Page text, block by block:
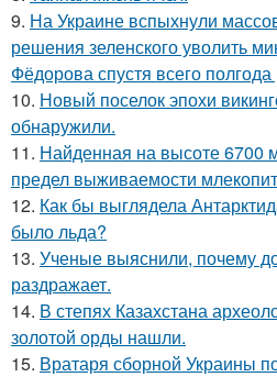
9. На Украине вспыхнули
решения зеленского уволить
Фёдорова спустя всего
10. Новый поселок эпохи
обнаружили.
11. Найденная на высоте 6700
предел выживаемости
12. Как бы выглядела
было льда?
13. Ученые выяснили, почему
раздражает.
14. В степях Казахстана
золотой орды нашли.
15. Вратаря сборной Украины